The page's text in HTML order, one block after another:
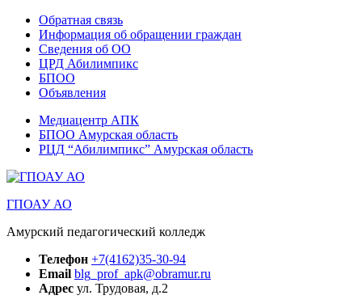
Обратная связь
Информация об обращении граждан
Сведения об ОО
ЦРД Абилимпикс
БПОО
Объявления
Медиацентр АПК
БПОО Амурская область
РЦД “Абилимпикс” Амурская область
ГПОАУ АО
Амурский педагогический колледж
Телефон +7(4162)35-30-94
Email blg_prof_apk@obramur.ru
Адрес ул. Трудовая, д.2